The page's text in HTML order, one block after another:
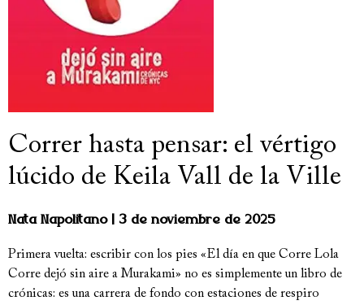
Correr hasta pensar: el vértigo
lúcido de Keila Vall de la Ville
Nata Napolitano 3 de noviembre de 2025
Primera vuelta: escribir con los pies «El día en que Corre Lola
Corre dejó sin aire a Murakami» no es simplemente un libro de
crónicas: es una carrera de fondo con estaciones de respiro